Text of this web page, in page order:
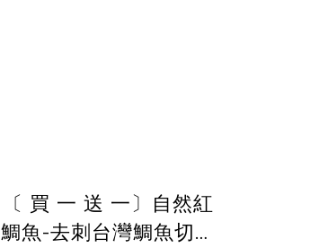
〔 買 一 送 一〕自然紅
鯛魚-去刺台灣鯛魚切片